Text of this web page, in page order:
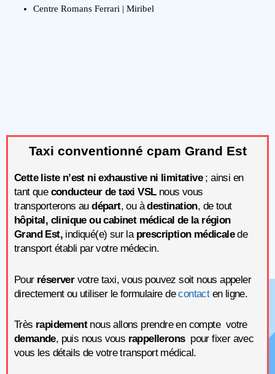
Centre Romans Ferrari | Miribel
Taxi conventionné cpam Grand Est
Cette liste n’est ni exhaustive ni limitative; ainsi en
tant que conducteur de taxi VSLnous vous
transporterons audépart, ou àdestination, de tout
hôpital, clinique ou cabinet médical de la région
Grand Est, indiqué(e) sur la prescription médicalede
transport établi par votre médecin.
Pour réservervotre taxi, vous pouvez soit nous appeler
directement ou utiliser le formulaire decontacten ligne.
Très rapidementnous allons prendre en compte votre
demande, puis nous vous rappelleronspour fixer avec
vous les détails de votre transport médical.